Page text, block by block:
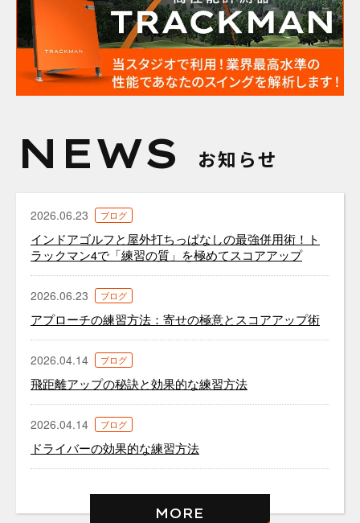
NEWS お知らせ
2026.06.23 ブログ
インドアゴルフと屋外打ちっぱなしの最強併用術！ト
ラックマン4で「練習の質」を極めてスコアアップ
2026.06.23 ブログ
アプローチの練習方法：寄せの極意とスコアアップ術
2026.04.14 ブログ
飛距離アップの秘訣と効果的な練習方法
2026.04.14 ブログ
ドライバーの効果的な練習方法
MORE